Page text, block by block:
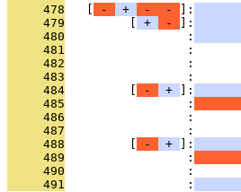
     478
- + - - ]:
     479
+ - ]:
     480
                 :
     481
:
     482
:
     483
:
     484
- + ]:
     485
                 :
     486
:
     487
:
     488
- + ]:
     489
                 :
     490
:
     491
                 :